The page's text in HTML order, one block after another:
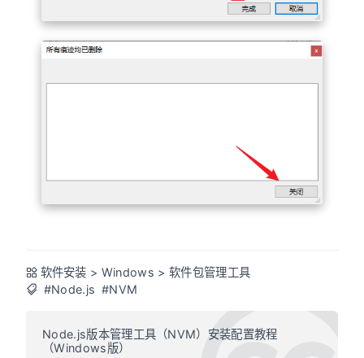
软件安装 > Windows > 软件包管理工具
#Node.js #NVM
Node.js版本管理工具（NVM）安装配置教程
（Windows版）